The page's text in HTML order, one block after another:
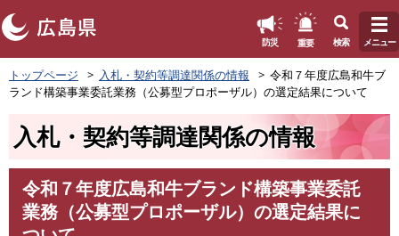
ペ
ー
防災 重要 検索 メニュー
トップページ 入札・契約等調達関係の情報
令和７年度広島和牛ブ
ランド構築事業委託業務（公募型プロポーザル）の選定結果について
入札・契約等調達関係の情報
令和７年度広島和牛ブランド構築事業委託
業務（公募型プロポーザル）の選定結果に